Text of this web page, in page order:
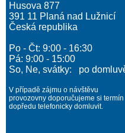
Husova 877
391 11 Planá nad Lužnicí
Česká republika
Po - Čt: 9:00 - 16:30
Pá: 9:00 - 15:00
So, Ne, svátky: po
V případě zájmu o návštěvu
provozovny doporučujeme si termín
dopředu telefonicky domluvit.